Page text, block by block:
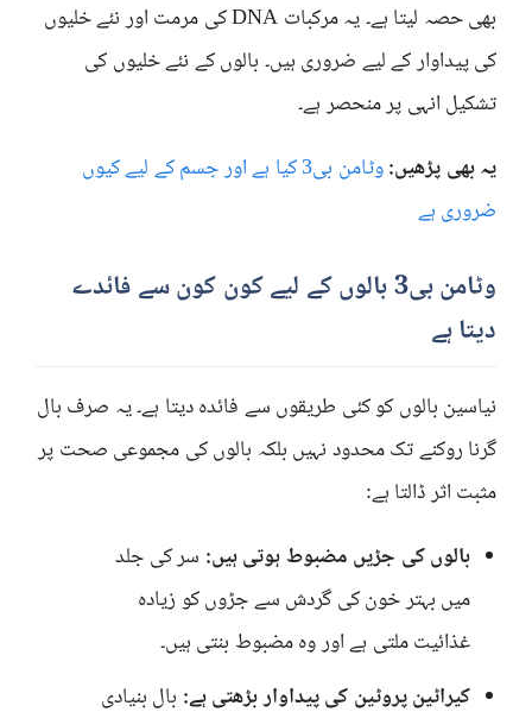
بھی حصہ لیتا ہے۔ یہ مرکبات DNA کی مرمت اور نئے خلیوں
کی پیداوار کے لیے ضروری ہیں۔ بالوں کے نئے خلیوں کی
تشکیل انہی پر منحصر ہے۔
یہ بھی پڑھیں:
وٹامن بی3 کیا ہے اور جسم کے لیے کیوں
ضروری ہے
وٹامن بی3 بالوں کے لیے کون کون سے فائدے
دیتا ہے
نیاسین بالوں کو کئی طریقوں سے فائدہ دیتا ہے۔ یہ صرف بال
گرنا روکنے تک محدود نہیں بلکہ بالوں کی مجموعی صحت پر
مثبت اثر ڈالتا ہے:
بالوں کی جڑیں مضبوط ہوتی ہیں: سر کی جلد
میں بہتر خون کی گردش سے جڑوں کو زیادہ
غذائیت ملتی ہے اور وہ مضبوط بنتی ہیں۔
کیراٹین پروٹین کی پیداوار بڑھتی ہے: بال بنیادی